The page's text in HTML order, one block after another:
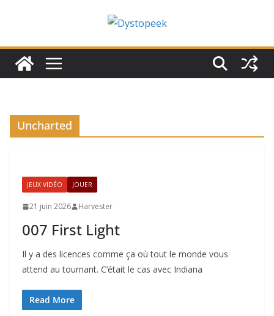
Uncharted
JEUX VIDÉO JOUER
21 juin 2026 Harvester
007 First Light
Il y a des licences comme ça où tout le monde vous
attend au tournant. C’était le cas avec Indiana
Read More